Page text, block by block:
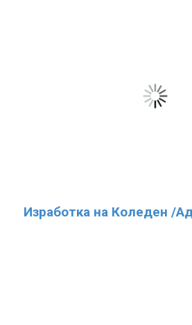
Изработка на Коледен /